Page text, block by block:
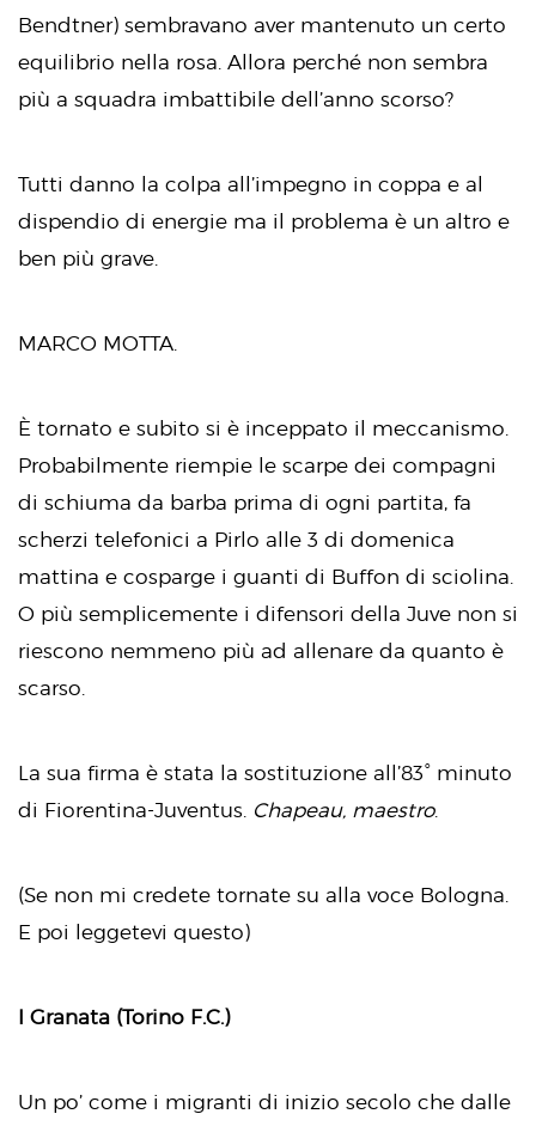
Bendtner) sembravano aver mantenuto un certo
equilibrio nella rosa. Allora perché non sembra
più a squadra imbattibile dell’anno scorso?
Tutti danno la colpa all’impegno in coppa e al
dispendio di energie ma il problema è un altro e
ben più grave.
MARCO MOTTA.
È tornato e subito si è inceppato il meccanismo.
Probabilmente riempie le scarpe dei compagni
di schiuma da barba prima di ogni partita, fa
scherzi telefonici a Pirlo alle 3 di domenica
mattina e cosparge i guanti di Buffon di sciolina.
O più semplicemente i difensori della Juve non si
riescono nemmeno più ad allenare da quanto è
scarso.
La sua firma è stata la sostituzione all’83° minuto
di Fiorentina-Juventus. Chapeau, maestro.
(Se non mi credete tornate su alla voce Bologna.
E poi leggetevi questo)
I Granata (Torino F.C.)
Un po’ come i migranti di inizio secolo che dalle